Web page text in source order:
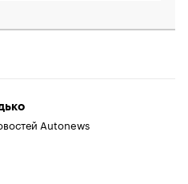
Autonews